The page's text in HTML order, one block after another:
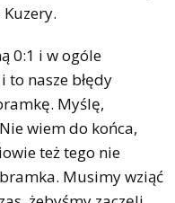
0:1 i w ogóle
nasze błędy
Myślę,
wiem do końca,
też tego nie
Musimy wziąć